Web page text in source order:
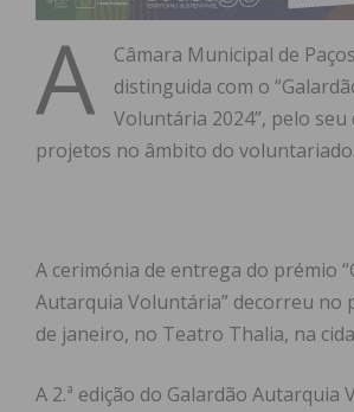
A
Câmara Municipal de
distinguida com o
Voluntária 2024”, pelo
projetos no âmbito do voluntariado.
A cerimónia de entrega do prémio
Autarquia Voluntária” decorreu no
de janeiro, no Teatro Thalia, na
A 2.ª edição do Galardão Autarquia